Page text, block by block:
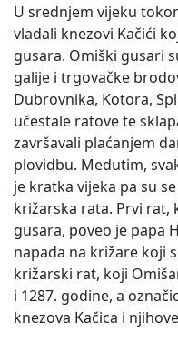
U srednjem vijeku
vladali knezovi Kačići
gusara. Omiški gusari
galije i trgovačke
Dubrovnika, Kotora,
učestale ratove te
završavali plaćanjem
plovidbu. Medutim,
je kratka vijeka pa su
križarska rata. Prvi rat,
gusara, poveo je papa
napada na križare koji
križarski rat, koji
i 1287. godine, a
knezova Kačica i